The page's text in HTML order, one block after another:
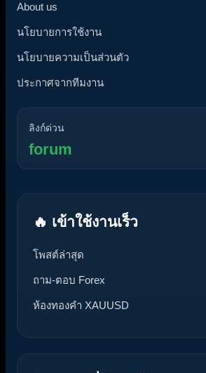
About us
นโยบายการใช้งาน
นโยบายความเป็นส่วนตัว
ประกาศจากทีมงาน
ลิงก์ด่วน
forum
🔥 เข้าใช้งานเร็ว
โพสต์ล่าสุด
ถาม-ตอบ Forex
ห้องทองคำ XAUUSD